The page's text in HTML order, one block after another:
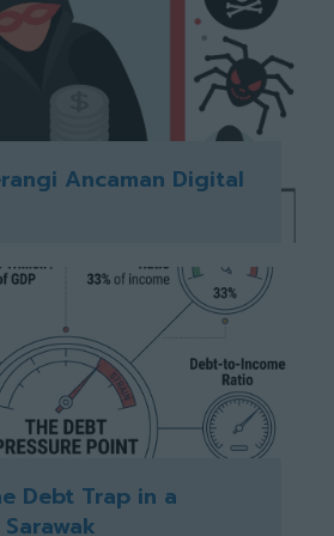
Ancaman Digital
Debt Trap in a